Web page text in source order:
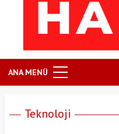
ANA MENÜ
Teknoloji